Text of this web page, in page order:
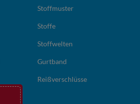
Stoffmuster
Stoffe
Stoffwelten
Gurtband
Reißverschlüsse